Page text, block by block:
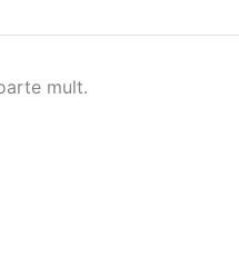
mult.